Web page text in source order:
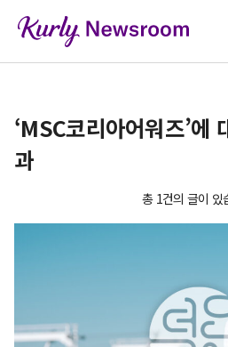
‘MSC코리아어워즈’에
과
총 1건의 글이 있